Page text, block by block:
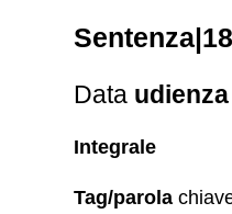
Sentenza|18
Data udienza
Integrale
Tag/parola